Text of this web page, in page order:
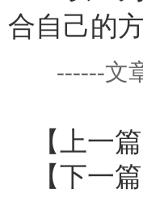
合自己的
------文
【上一
【下一